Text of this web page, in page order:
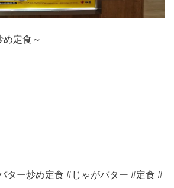
定食～
ター炒め定食 #じゃがバター #定食 #